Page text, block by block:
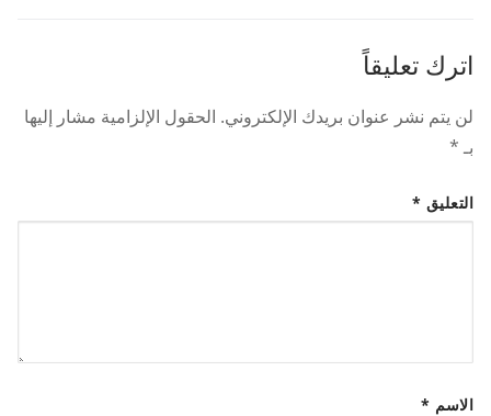
اترك تعليقاً
لن يتم نشر عنوان بريدك الإلكتروني. الحقول الإلزامية مشار إليها
بـ*
التعليق *
الاسم *